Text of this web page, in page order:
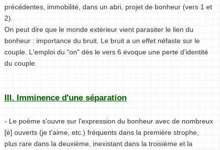
précédentes, immobilité, dans un abri, projet de bonheur (vers 1 et
2).
On peut dire que le monde extérieur vient parasiter le lien du
bonheur : importance du bruit. Le bruit a un effet néfaste sur le
couple. L'emploi du "on" dès le vers 6 évoque une perte d'identité
du couple.
III. Imminence d'une séparation
- Le poème s'ouvre sur l'expression du bonheur avec de nombreux
[è] ouverts (je t'aime, etc.) fréquents dans la première strophe,
plus rare dans la deuxième, inexistant dans la troisième et la